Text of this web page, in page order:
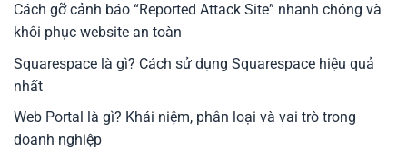
Cách gỡ cảnh báo “Reported Attack Site” nhanh chóng và
khôi phục website an toàn
Squarespace là gì? Cách sử dụng Squarespace hiệu quả
nhất
Web Portal là gì? Khái niệm, phân loại và vai trò trong
doanh nghiệp